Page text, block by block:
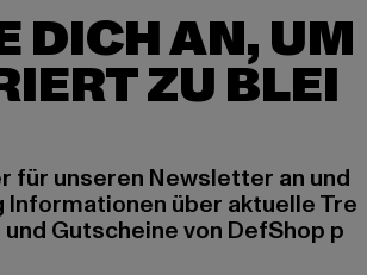
DICH AN, UM
ZU BLEI
für unseren Newsletter an und
über aktuelle Tre
Gutscheine von DefShop p